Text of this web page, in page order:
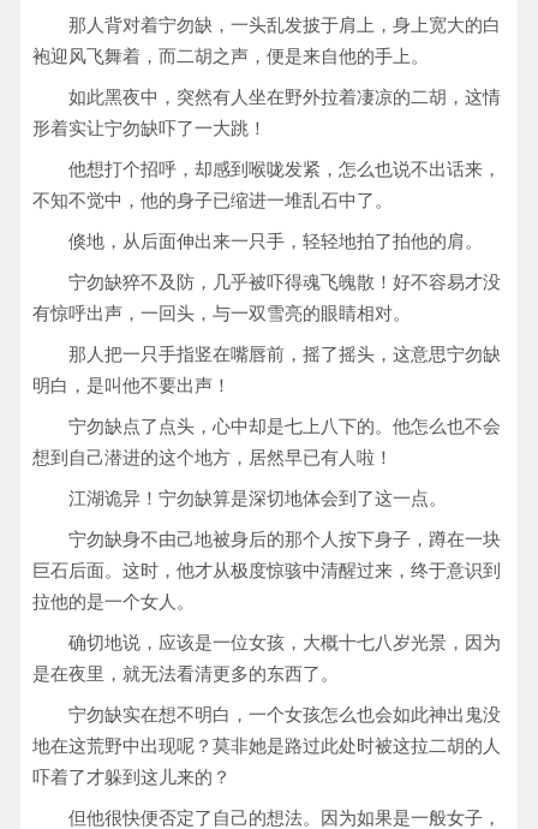
那人背对着宁勿缺，一头乱发披于肩上，身上宽大的白
袍迎风飞舞着，而二胡之声，便是来自他的手上。
如此黑夜中，突然有人坐在野外拉着凄凉的二胡，这情
形着实让宁勿缺吓了一大跳！
他想打个招呼，却感到喉咙发紧，怎么也说不出话来，
不知不觉中，他的身子已缩进一堆乱石中了。
倏地，从后面伸出来一只手，轻轻地拍了拍他的肩。
宁勿缺猝不及防，几乎被吓得魂飞魄散！好不容易才没
有惊呼出声，一回头，与一双雪亮的眼睛相对。
那人把一只手指竖在嘴唇前，摇了摇头，这意思宁勿缺
明白，是叫他不要出声！
宁勿缺点了点头，心中却是七上八下的。他怎么也不会
想到自己潜进的这个地方，居然早已有人啦！
江湖诡异！宁勿缺算是深切地体会到了这一点。
宁勿缺身不由己地被身后的那个人按下身子，蹲在一块
巨石后面。这时，他才从极度惊骇中清醒过来，终于意识到
拉他的是一个女人。
确切地说，应该是一位女孩，大概十七八岁光景，因为
是在夜里，就无法看清更多的东西了。
宁勿缺实在想不明白，一个女孩怎么也会如此神出鬼没
地在这荒野中出现呢？莫非她是路过此处时被这拉二胡的人
吓着了才躲到这儿来的？
但他很快便否定了自己的想法。因为如果是一般女子，